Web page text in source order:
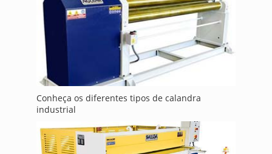
Conheça os diferentes tipos de calandra
industrial